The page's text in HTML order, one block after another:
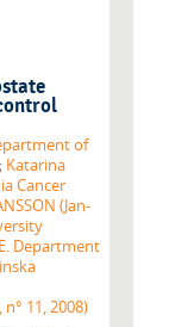
of
; Katarina
Cancer
(Jan-
Department
11, 2008)